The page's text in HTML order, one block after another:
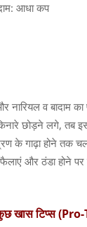
आधा कप
नारियल व बादाम
छोड़ने लगे, तब
के गाढ़ा होने तक
और ठंडा होने
खास टिप्स